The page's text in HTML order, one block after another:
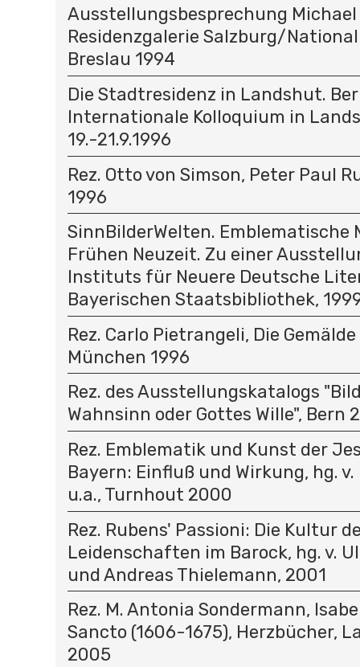
Ausstellungsbesprechung
Residenzgalerie Salzburg/
Breslau 1994
Die Stadtresidenz in Landshut.
Internationale Kolloquium in
19.-21.9.1996
Rez. Otto von Simson, Peter Paul
1996
SinnBilderWelten. Emblematische
Frühen Neuzeit. Zu einer
Instituts für Neuere Deutsche
Bayerischen Staatsbibliothek,
Rez. Carlo Pietrangeli, Die
München 1996
Rez. des Ausstellungskatalogs
Wahnsinn oder Gottes Wille", Bern
Rez. Emblematik und Kunst der
Bayern: Einfluß und Wirkung, hg. v.
u.a., Turnhout 2000
Rez. Rubens' Passioni: Die Kultur
Leidenschaften im Barock, hg. v.
und Andreas Thielemann, 2001
Rez. M. Antonia Sondermann,
Sancto (1606-1675), Herzbücher,
2005